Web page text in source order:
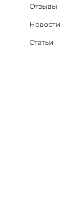
Отзывы
Новости
Статьи